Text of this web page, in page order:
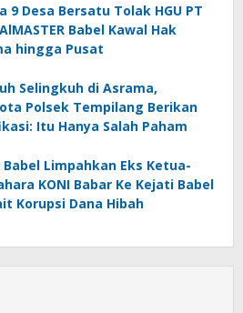
9 Desa Bersatu Tolak HGU PT
Babel Kawal Hak
hingga Pusat
Selingkuh di Asrama,
Polsek Tempilang Berikan
Itu Hanya Salah Paham
Babel Limpahkan Eks Ketua-
KONI Babar Ke Kejati Babel
Korupsi Dana Hibah